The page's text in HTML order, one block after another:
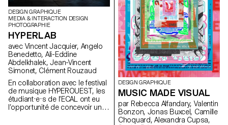
DESIGN GRAPHIQUE
MEDIA & INTERACTION DESIGN
PHOTOGRAPHIE
HYPERLAB
avec Vincent Jacquier, Angelo
Benedetto, Ali-Eddine
Abdelkhalek, Jean-Vincent
Simonet, Clément Rouzaud
En collaboration avec le festival
de musique HYPEROUEST, les
étudiant·e·s de l’ECAL ont eu
l’opportunité de concevoir une
DESIGN GRAPHIQUE
MUSIC MADE VISUAL
par Rebecca Alfandary, Valentin
Bonzon, Jonas Buxcel, Camille
Choquard, Alexandra Cupsa,